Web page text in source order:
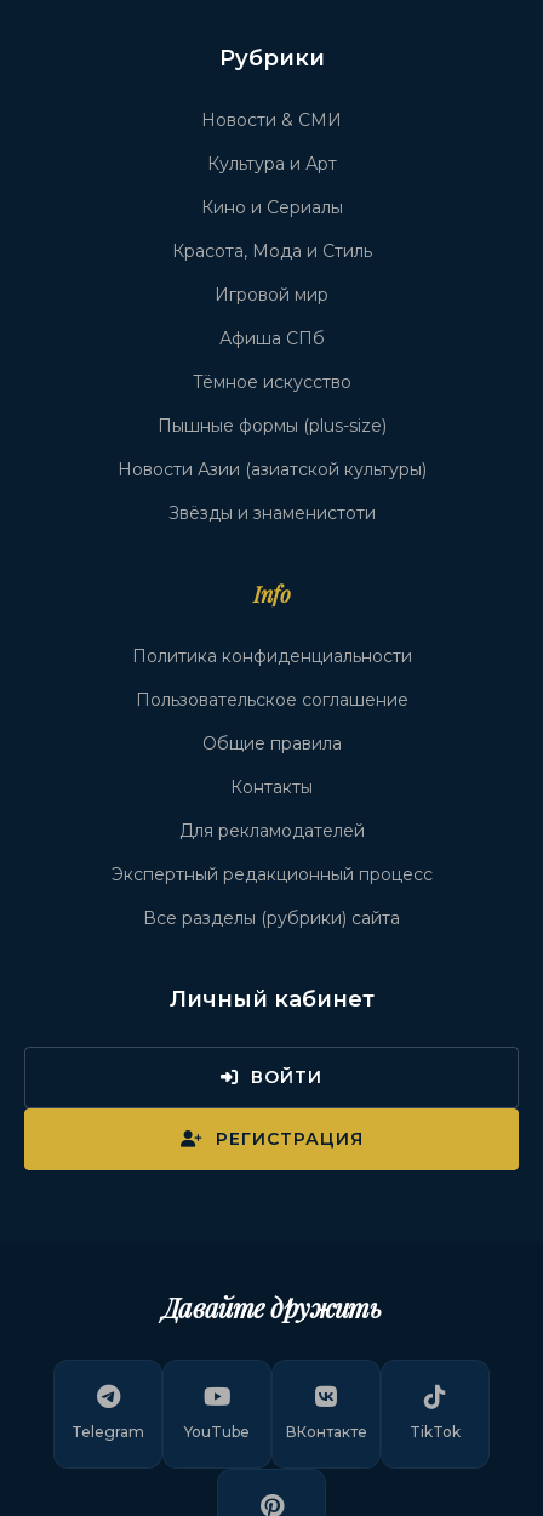
Рубрики
Новости & СМИ
Культура и Арт
Кино и Сериалы
Красота, Мода и Стиль
Игровой мир
Афиша СПб
Тёмное искусство
Пышные формы (plus-size)
Новости Азии (азиатской культуры)
Звёзды и знаменистоти
Info
Политика конфиденциальности
Пользовательское соглашение
Общие правила
Контакты
Для рекламодателей
Экспертный редакционный процесс
Все разделы (рубрики) сайта
Личный кабинет
ВОЙТИ
РЕГИСТРАЦИЯ
Давайте дружить
Telegram YouTube ВКонтакте TikTok